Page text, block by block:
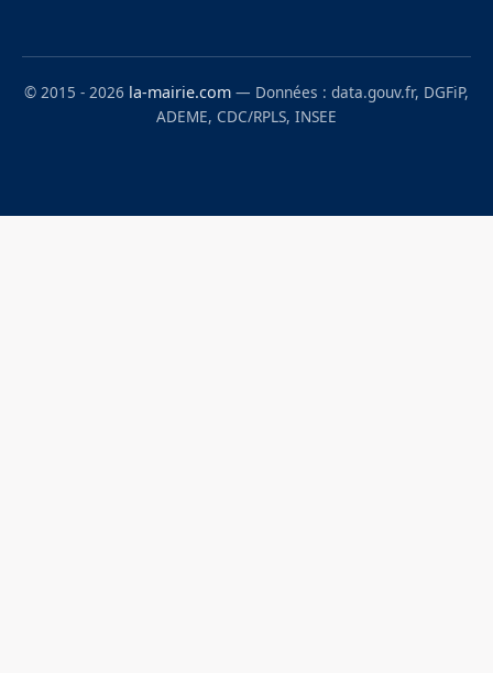
© 2015 - 2026 la-mairie.com — Données : data.gouv.fr, DGFiP,
ADEME, CDC/RPLS, INSEE